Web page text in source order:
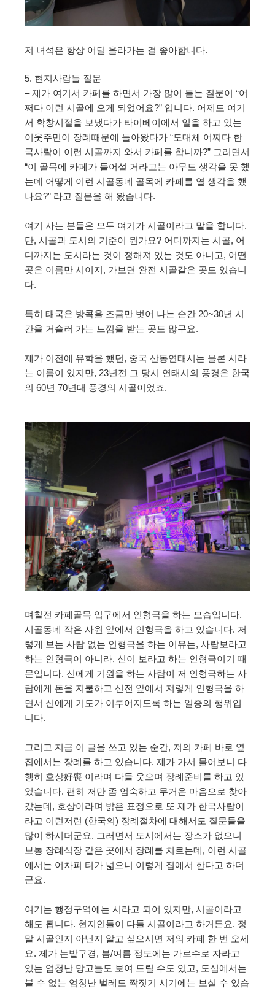
저 녀석은 항상 어딜 올라가는 걸 좋아합니다.
5. 현지사람들 질문
– 제가 여기서 카페를 하면서 가장 많이 듣는 질문이 “어
쩌다 이런 시골에 오게 되었어요?” 입니다. 어제도 여기
서 학창시절을 보냈다가 타이베이에서 일을 하고 있는
이웃주민이 장례때문에 돌아왔다가 “도대체 어쩌다 한
국사람이 이런 시골까지 와서 카페를 합니까?” 그러면서
“이 골목에 카페가 들어설 거라고는 아무도 생각을 못 했
는데 어떻게 이런 시골동네 골목에 카페를 열 생각을 했
나요?” 라고 질문을 해 왔습니다.
여기 사는 분들은 모두 여기가 시골이라고 말을 합니다.
단, 시골과 도시의 기준이 뭔가요? 어디까지는 시골, 어
디까지는 도시라는 것이 정해져 있는 것도 아니고, 어떤
곳은 이름만 시이지, 가보면 완전 시골같은 곳도 있습니
다.
특히 태국은 방콕을 조금만 벗어 나는 순간 20~30년 시
간을 거슬러 가는 느낌을 받는 곳도 많구요.
제가 이전에 유학을 했던, 중국 산동연태시는 물론 시라
는 이름이 있지만, 23년전 그 당시 연태시의 풍경은 한국
의 60년 70년대 풍경의 시골이었죠.
며칠전 카페골목 입구에서 인형극을 하는 모습입니다.
시골동네 작은 사원 앞에서 인형극을 하고 있습니다. 저
렇게 보는 사람 없는 인형극을 하는 이유는, 사람보라고
하는 인형극이 아니라, 신이 보라고 하는 인형극이기 때
문입니다. 신에게 기원을 하는 사람이 저 인형극하는 사
람에게 돈을 지불하고 신전 앞에서 저렇게 인형극을 하
면서 신에게 기도가 이루어지도록 하는 일종의 행위입
니다.
그리고 지금 이 글을 쓰고 있는 순간, 저의 카페 바로 옆
집에서는 장례를 하고 있습니다. 제가 가서 물어보니 다
행히 호상好喪 이라며 다들 웃으며 장례준비를 하고 있
었습니다. 괜히 저만 좀 엄숙하고 무거운 마음으로 찾아
갔는데, 호상이라며 밝은 표정으로 또 제가 한국사람이
라고 이런저런 (한국의) 장례절차에 대해서도 질문들을
많이 하시더군요. 그러면서 도시에서는 장소가 없으니
보통 장례식장 같은 곳에서 장례를 치르는데, 이런 시골
에서는 어차피 터가 넓으니 이렇게 집에서 한다고 하더
군요.
여기는 행정구역에는 시라고 되어 있지만, 시골이라고
해도 됩니다. 현지인들이 다들 시골이라고 하거든요. 정
말 시골인지 아닌지 알고 싶으시면 저의 카페 한 번 오세
요. 제가 논밭구경, 봄/여름 정도에는 가로수로 자라고
있는 엄청난 망고들도 보여 드릴 수도 있고, 도심에서는
볼 수 없는 엄청난 벌레도 짝짓기 시기에는 보실 수 있습